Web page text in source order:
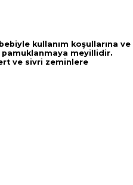
kullanım koşullarına ve
pamuklanmaya meyillidir.
ve sivri zeminlere